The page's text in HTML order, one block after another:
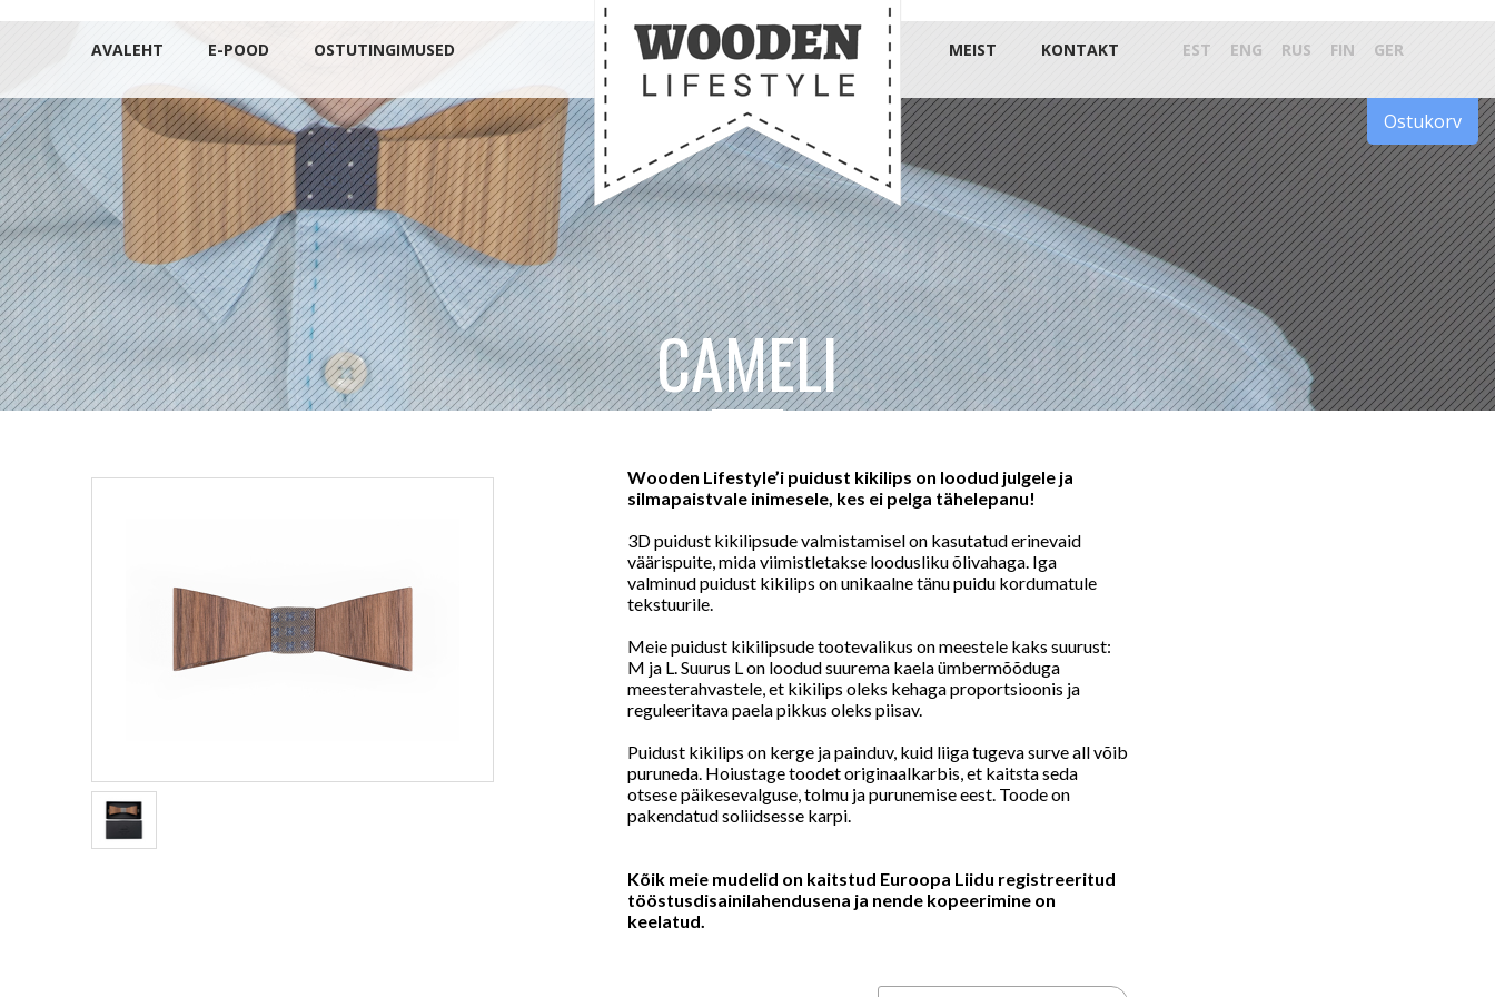
AVALEHT E-POOD OSTUTINGIMUSED MEIST KONTAKT EST ENG RUS FIN GER
Ostukorv
CAMELI
Wooden Lifestyle’i puidust kikilips on loodud julgele ja
silmapaistvale inimesele, kes ei pelga tähelepanu!
3D puidust kikilipsude valmistamisel on kasutatud erinevaid
väärispuite, mida viimistletakse loodusliku õlivahaga. Iga
valminud puidust kikilips on unikaalne tänu puidu kordumatule
tekstuurile.
Meie puidust kikilipsude tootevalikus on meestele kaks suurust:
M ja L. Suurus L on loodud suurema kaela ümbermõõduga
meesterahvastele, et kikilips oleks kehaga proportsioonis ja
reguleeritava paela pikkus oleks piisav.
Puidust kikilips on kerge ja painduv, kuid liiga tugeva surve all võib
puruneda. Hoiustage toodet originaalkarbis, et kaitsta seda
otsese päikesevalguse, tolmu ja purunemise eest. Toode on
pakendatud soliidsesse karpi.
Kõik meie mudelid on kaitstud Euroopa Liidu registreeritud
tööstusdisainilahendusena ja nende kopeerimine on
keelatud.